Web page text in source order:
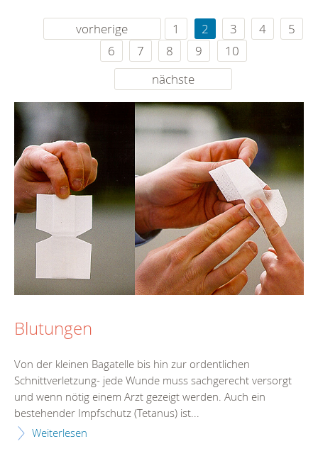
vorherige 1 2 3 4
5
6
7 8 9
10
nächste
Blutungen
Von der kleinen Bagatelle bis hin zur ordentlichen
Schnittverletzung- jede Wunde muss sachgerecht versorgt
und wenn nötig einem Arzt gezeigt werden. Auch ein
bestehender Impfschutz (Tetanus) ist...
Weiterlesen